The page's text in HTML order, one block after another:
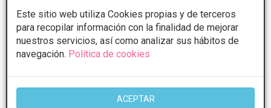
Este sitio web utiliza Cookies propias y de terceros
para recopilar información con la finalidad de mejorar
nuestros servicios, así como analizar sus hábitos de
navegación. Política de cookies
ACEPTAR
Más información